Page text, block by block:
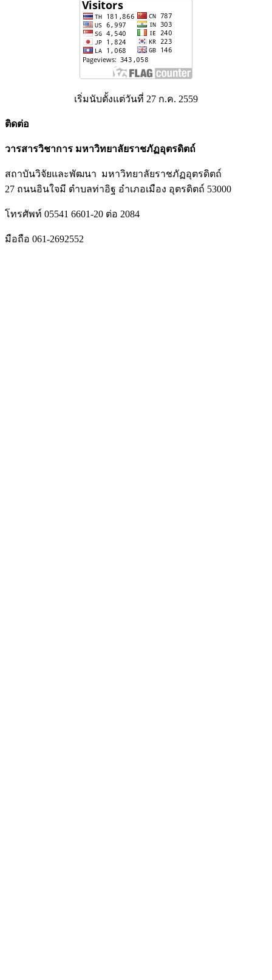
เริ่มนับตั้งแต่วันที่ 27 ก.ค. 2559
ติดต่อ
วารสารวิชาการ มหาวิทยาลัยราชภัฏอุตรดิตถ์
สถาบันวิจัยและพัฒนา มหาวิทยาลัยราชภัฏอุตรดิตถ์
27 ถนนอินใจมี ตำบลท่าอิฐ อำเภอเมือง อุตรดิตถ์ 53000
โทรศัพท์ 05541 6601-20 ต่อ 2084
มือถือ 061-2692552